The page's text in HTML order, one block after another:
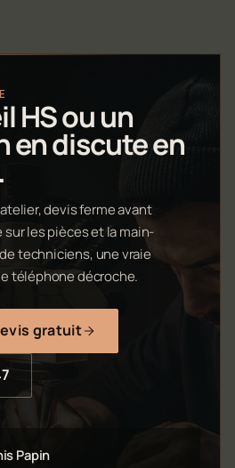
HS ou un
en discute en
devis ferme avant
les pièces et la main-
techniciens, une vraie
téléphone décroche.
gratuit
Papin